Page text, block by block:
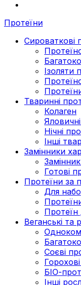
Протеїни
Сироваткові
Ізоляти
Тваринні
Колаген
Нічні
Інші
Замінники
Готові
Протеїни за
Для
Протеїн
Веганські та
Cоєві
БІО-
Інші